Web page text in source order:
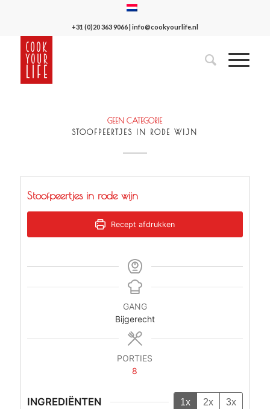
+31 (0)20 363 9066| info@cookyourlife.nl
GEEN CATEGORIE
STOOFPEERTJES IN RODE WIJN
Stoofpeertjes in rode wijn
Recept afdrukken
GANG
Bijgerecht
PORTIES
8
INGREDIËNTEN 1x 2x 3x